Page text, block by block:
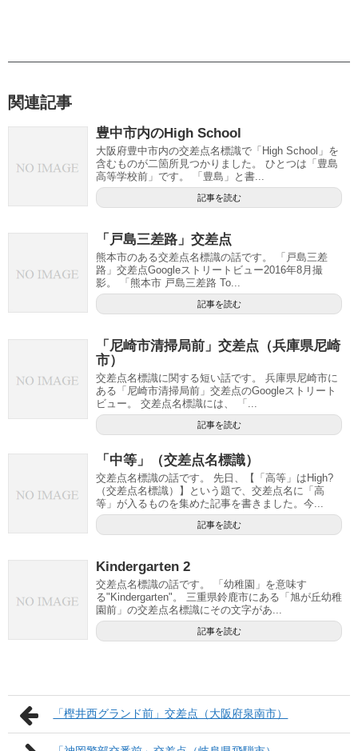
関連記事
豊中市内のHigh School
大阪府豊中市内の交差点名標識で「High School」を
含むものが二箇所見つかりました。 ひとつは「豊島
高等学校前」です。 「豊島」と書...
記事を読む
「戸島三差路」交差点
熊本市のある交差点名標識の話です。 「戸島三差
路」交差点Googleストリートビュー2016年8月撮
影。 「熊本市 戸島三差路 To...
記事を読む
「尼崎市清掃局前」交差点（兵庫県尼崎
市）
交差点名標識に関する短い話です。 兵庫県尼崎市に
ある「尼崎市清掃局前」交差点のGoogleストリート
ビュー。 交差点名標識には、 「...
記事を読む
「中等」（交差点名標識）
交差点名標識の話です。 先日、【「高等」はHigh?
（交差点名標識）】という題で、交差点名に「高
等」が入るものを集めた記事を書きました。今...
記事を読む
Kindergarten 2
交差点名標識の話です。 「幼稚園」を意味す
る"Kindergarten"。 三重県鈴鹿市にある「旭が丘幼稚
園前」の交差点名標識にその文字があ...
記事を読む
「樫井西グランド前」交差点（大阪府泉南市）